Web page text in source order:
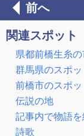
前へ
関連スポット
県都前橋生糸の
群馬県のスポッ
前橋市のスポッ
伝説の地
記事内で物語を
詩歌